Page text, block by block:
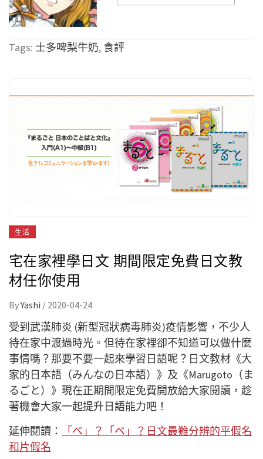
Tags: 士多啤梨牛奶, 食評
生活
宅在家裡學日文 期間限定免費日文教
材任你使用
ByYashi / 2020-04-24
受到武漢肺炎 (新型冠狀病毒肺炎)疫情影響，不少人
待在家中渡過時光。但待在家裡卻不知道可以做什麼
事情嗎？那要不要一起來學習日語呢？日文教材《大
家的日本語（みんなの日本語）》及《Marugoto（ま
るごと）》現在正期間限定免費開放給大家閱讀，趁
著機會大家一起提升日語能力吧！
延伸閱讀：
「ベ」？「ベ」？日文最難分辨的平假名
和片假名